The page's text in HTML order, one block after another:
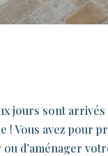
jours sont arrivés
! Vous avez pour
d’aménager